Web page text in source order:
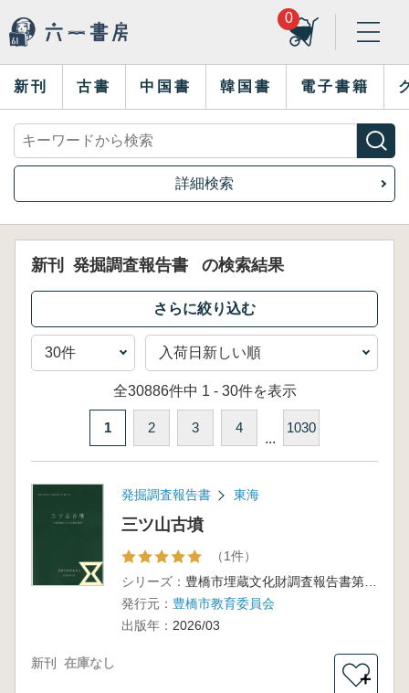
0
新刊 古書 中国書 韓国書 電子書籍
詳細検索
新刊 発掘調査報告書 の検索結果
全30886件中 1 - 30件を表示
1 2 3 4
...
1030
発掘調査報告書 東海
三ツ山古墳
（1件）
シリーズ：
豊橋市埋蔵文化財調査報告書第167集
発行元： 豊橋市教育委員会
出版年： 2026/03
新刊 在庫なし
＋